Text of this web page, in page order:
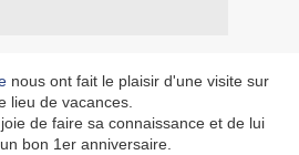
nous ont fait le plaisir d'une visite sur
lieu de vacances.
de faire sa connaissance et de lui
bon 1er anniversaire.